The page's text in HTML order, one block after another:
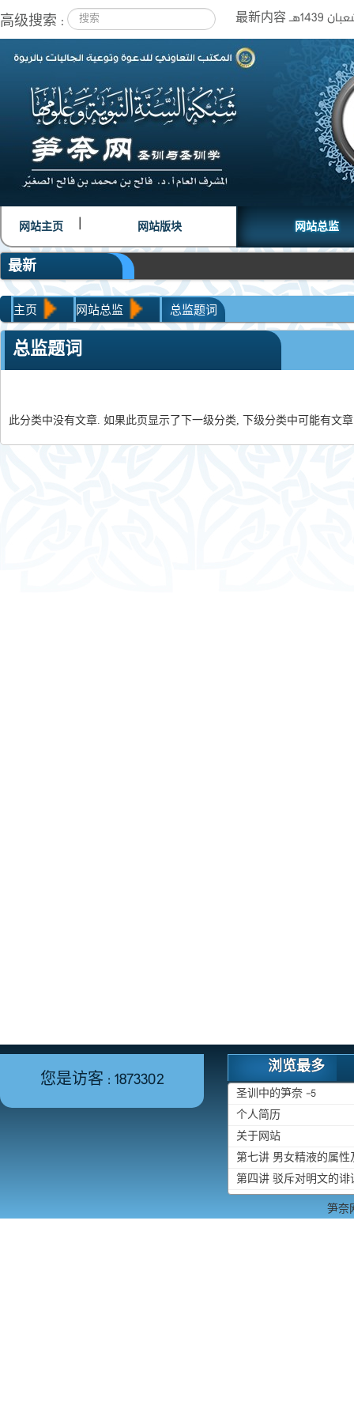
高级搜索 :
网站主页 | 网站版块 网站总监
最新
主页 网站总监 总监题词
总监题词
此分类中没有文章. 如果此页显示了下一级分类, 下级分类中可能有文
您是访客 : 1873302 浏览最多
圣训中的笋奈 -5
个人简历
关于网站
第七讲 男女精液的属
第四讲 驳斥对明文的诽